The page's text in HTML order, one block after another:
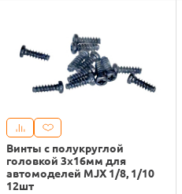
Винты с полукруглой
головкой 3х16мм для
автомоделей MJX 1/8, 1/10
12шт